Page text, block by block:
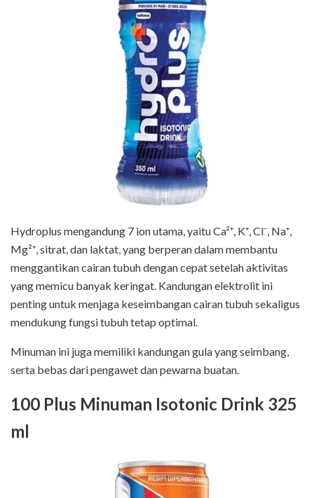
Hydroplus mengandung 7 ion utama, yaitu Ca²⁺, K⁺, Cl⁻, Na⁺,
Mg²⁺, sitrat, dan laktat, yang berperan dalam membantu
menggantikan cairan tubuh dengan cepat setelah aktivitas
yang memicu banyak keringat. Kandungan elektrolit ini
penting untuk menjaga keseimbangan cairan tubuh sekaligus
mendukung fungsi tubuh tetap optimal.
Minuman ini juga memiliki kandungan gula yang seimbang,
serta bebas dari pengawet dan pewarna buatan.
100 Plus Minuman Isotonic Drink 325
ml